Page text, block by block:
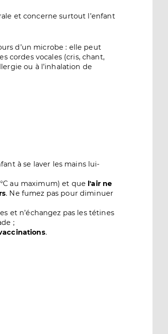
et concerne surtout l’enfant
d’un microbe : elle peut
cordes vocales (cris, chant,
ou à l’inhalation de
à se laver les mains lui-
au maximum) et que l'air ne
. Ne fumez pas pour diminuer
et n’échangez pas les tétines
;
.